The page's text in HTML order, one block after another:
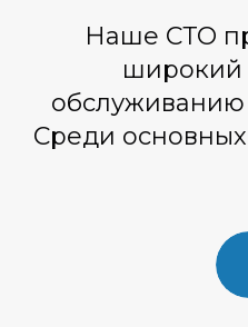
Наше СТО
широкий
обслуживанию
Среди